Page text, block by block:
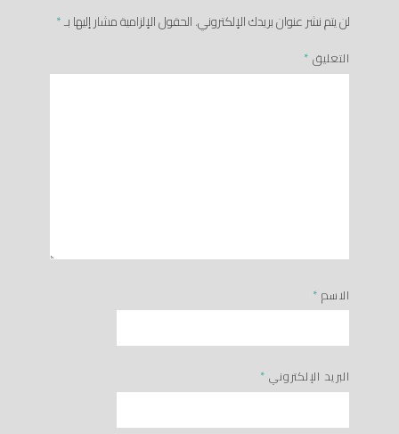
لن يتم نشر عنوان بريدك الإلكتروني.الحقول الإلزامية مشار إليها بـ*
التعليق *
الاسم *
البريد الإلكتروني *